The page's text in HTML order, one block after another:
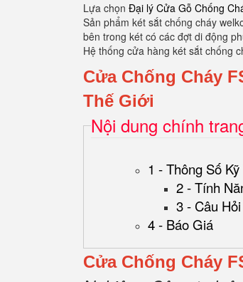
Lựa chọn Đại lý Cửa Gỗ Chống
Sản phẩm két sắt chống cháy
bên trong két có các đợt di động
Hệ thống cửa hàng két sắt chống
Cửa Chống Cháy
Thế Giới
Nội dung chính
1 - Thông Số
2 - Tính
3 - Câu
4 - Báo Giá
Cửa Chống Cháy